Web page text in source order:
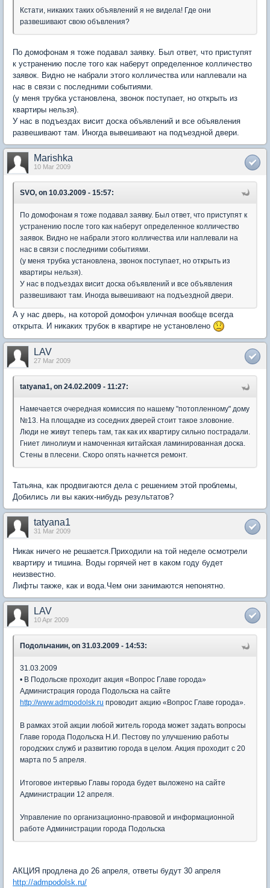
Кстати, никаких таких объявлений я не видела! Где они
развешивают свою объвления?
По домофонам я тоже подавал заявку. Был ответ, что приступят
к устранению после того как наберут определенное колличество
заявок. Видно не набрали этого колличества или наплевали на
нас в связи с последними событиями.
(у меня трубка установлена, звонок поступает, но открыть из
квартиры нельзя).
У нас в подъездах висит доска объявлений и все объявления
развешивают там. Иногда вывешивают на подъездной двери.
Marishka
10 Mar 2009
SVO, on 10.03.2009 - 15:57:
По домофонам я тоже подавал заявку. Был ответ, что приступят к
устранению после того как наберут определенное колличество
заявок. Видно не набрали этого колличества или наплевали на
нас в связи с последними событиями.
(у меня трубка установлена, звонок поступает, но открыть из
квартиры нельзя).
У нас в подъездах висит доска объявлений и все объявления
развешивают там. Иногда вывешивают на подъездной двери.
А у нас дверь, на которой домофон уличная вообще всегда
открыта. И никаких трубок в квартире не установлено
LAV
27 Mar 2009
tatyana1, on 24.02.2009 - 11:27:
Намечается очередная комиссия по нашему "потопленному" дому
№13. На площадке из соседних дверей стоит такое зловоние.
Люди не живут теперь там, так как их квартиру сильно пострадали.
Гниет линолиум и намоченная китайская ламинированная доска.
Стены в плесени. Скоро опять начнется ремонт.
Татьяна, как продвигаются дела с решением этой проблемы,
Добились ли вы каких-нибудь результатов?
tatyana1
31 Mar 2009
Никак ничего не решается.Приходили на той неделе осмотрели
квартиру и тишина. Воды горячей нет в каком году будет
неизвестно.
Лифты также, как и вода.Чем они занимаются непонятно.
LAV
10 Apr 2009
Подольчанин, on 31.03.2009 - 14:53:
31.03.2009
• В Подольске проходит акция «Вопрос Главе города»
Администрация города Подольска на сайте
http://www.admpodolsk.ru проводит акцию «Вопрос Главе города».
В рамках этой акции любой житель города может задать вопросы
Главе города Подольска Н.И. Пестову по улучшению работы
городских служб и развитию города в целом. Акция проходит с 20
марта по 5 апреля.
Итоговое интервью Главы города будет выложено на сайте
Администрации 12 апреля.
Управление по организационно-правовой и информационной
работе Администрации города Подольска
АКЦИЯ продлена до 26 апреля, ответы будут 30 апреля
http://admpodolsk.ru/